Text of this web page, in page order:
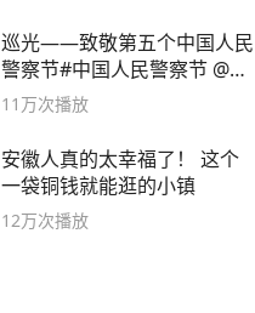
巡光——致敬第五个中国人民
警察节#中国人民警察节 @抖
音小助手
11万次播放
安徽人真的太幸福了！ 这个
一袋铜钱就能逛的小镇
12万次播放